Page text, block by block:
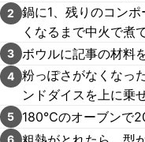
2
鍋に1、残りのコン
くなるまで中火で煮
3 ボウルに記事の材料
4 粉っぽさがなくなっ
ンドダイスを上に乗
5 180℃のオーブンで
6